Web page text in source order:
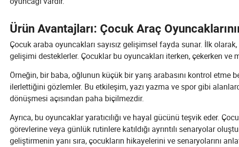
Ürün Avantajları: Çocuk Araç
Çocuk araba oyuncakları sayısız gelişimsel fayda sunar. İlk
gelişimi desteklerler. Çocuklar bu oyuncakları iterken, çekerken ve
Örneğin, bir baba, oğlunun küçük bir yarış arabasını kontrol
ilerlettiğini gözlemler. Bu etkileşim, yazı yazma ve spor gibi
dönüşmesi açısından paha biçilmezdir.
Ayrıca, bu oyuncaklar yaratıcılığı ve hayal gücünü teşvik eder.
görevlerine veya günlük rutinlere katıldığı ayrıntılı senaryolar
geliştirmenin yanı sıra, çocukların hikayelerini ve senaryolarını